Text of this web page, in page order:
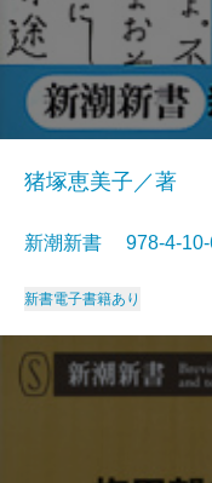
猪塚恵美子／著
新潮新書 978-4-
新書電子書籍あり